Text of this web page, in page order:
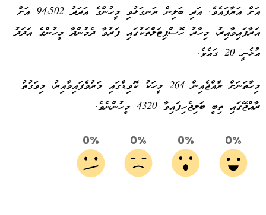
އަށް އަރާފައެވެ. އަދި ބަލިން ރަނގަޅުވި މީހުންގެ އަދަދު 94،502 އަށް
އަރާފައިވާއިރު، މިހާރު ހޮސްޕިޓަލްތަކުގައި ފަރުވާ ދެމުންދާ މީހުންގެ އަދަދު
އުޅެނީ 20 ގައެވެ.
މިހާތަނަށް ރާއްޖެއިން 264 މީހަކު ކޮވިޑްގައި މަރުވެފައިވާއިރު، މިވަގުތު
ރާއްޖޭގައި ތިބީ ބަލިޖެހިފައިވާ 4320 މީހުންނެވެ.
0%
0%
0%
0%